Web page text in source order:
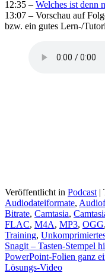
12:35 – Welches ist denn
13:07 – Vorschau auf
bzw. ein gutes Lern-/
Veröffentlicht in Podcast |
Audiodateiformate,
Bitrate, Camtasia,
FLAC, M4A, MP3, OGG,
Training,
Snagit – Tasten-Stempel
PowerPoint-Folien ganz
Lösungs-Video